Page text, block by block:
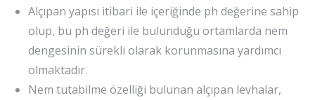
Alçıpan yapısı itibari ile içeriğinde ph değerine sahip
olup, bu ph değeri ile bulunduğu ortamlarda nem
dengesinin sürekli olarak korunmasına yardımcı
olmaktadır.
Nem tutabilme özelliği bulunan alçıpan levhalar,